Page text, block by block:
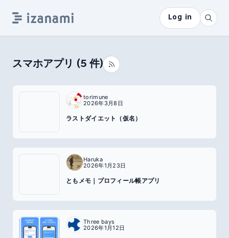
Log in
スマホアプリ (5 件)
torimune
2026年3月8日
ラストダイエット（仮名）
Haruka
2026年1月23日
ともメモ｜プロフィール帳アプリ
Three bays
2026年1月12日